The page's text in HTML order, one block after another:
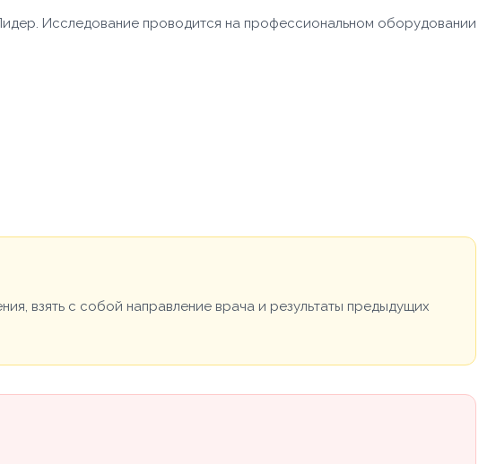
Исследование проводится на профессиональном оборудовании
взять с собой направление врача и результаты предыдущих